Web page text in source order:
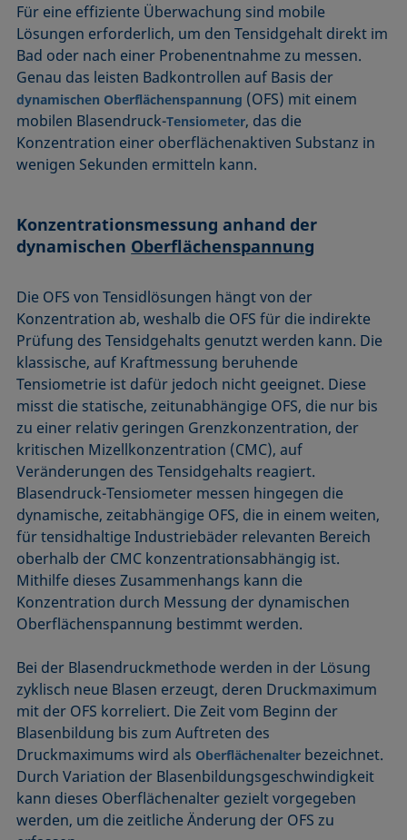
Für eine effiziente Überwachung sind mobile
Lösungen erforderlich, um den Tensidgehalt direkt im
Bad oder nach einer Probenentnahme zu messen.
Genau das leisten Badkontrollen auf Basis der
dynamischen Oberflächenspannung (OFS) mit einem
mobilen Blasendruck-Tensiometer, das die
Konzentration einer oberflächenaktiven Substanz in
wenigen Sekunden ermitteln kann.
Konzentrationsmessung anhand der
dynamischen Oberflächenspannung
Die OFS von Tensidlösungen hängt von der
Konzentration ab, weshalb die OFS für die indirekte
Prüfung des Tensidgehalts genutzt werden kann. Die
klassische, auf Kraftmessung beruhende
Tensiometrie ist dafür jedoch nicht geeignet. Diese
misst die statische, zeitunabhängige OFS, die nur bis
zu einer relativ geringen Grenzkonzentration, der
kritischen Mizellkonzentration (CMC), auf
Veränderungen des Tensidgehalts reagiert.
Blasendruck-Tensiometer messen hingegen die
dynamische, zeitabhängige OFS, die in einem weiten,
für tensidhaltige Industriebäder relevanten Bereich
oberhalb der CMC konzentrationsabhängig ist.
Mithilfe dieses Zusammenhangs kann die
Konzentration durch Messung der dynamischen
Oberflächenspannung bestimmt werden.
Bei der Blasendruckmethode werden in der Lösung
zyklisch neue Blasen erzeugt, deren Druckmaximum
mit der OFS korreliert. Die Zeit vom Beginn der
Blasenbildung bis zum Auftreten des
Druckmaximums wird als Oberflächenalter bezeichnet.
Durch Variation der Blasenbildungsgeschwindigkeit
kann dieses Oberflächenalter gezielt vorgegeben
werden, um die zeitliche Änderung der OFS zu